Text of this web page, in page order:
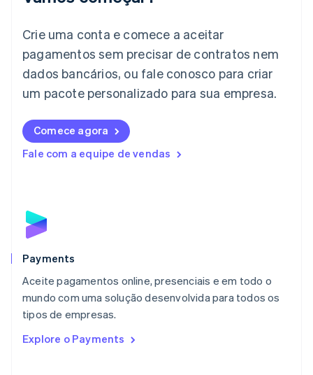
Crie uma conta e comece a aceitar
pagamentos sem precisar de contratos nem
dados bancários, ou fale conosco para criar
um pacote personalizado para sua empresa.
Comece agora
Fale com a equipe de vendas
Payments
Aceite pagamentos online, presenciais e em todo o
mundo com uma solução desenvolvida para todos os
tipos de empresas.
Explore o Payments
Italiano English
日本語English
Letônia
Liechtenstein
Lituânia
English
Luxemburgo
Malta
English
EspañolEnglish
English
Nova Zelândia
English
NederlandsEnglish